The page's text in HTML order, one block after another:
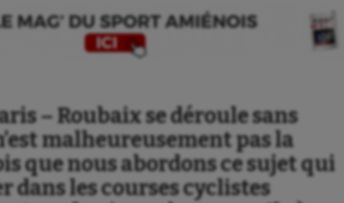
– Roubaix se déroule sans
malheureusement pas la
que nous abordons ce sujet qui
dans les courses cyclistes